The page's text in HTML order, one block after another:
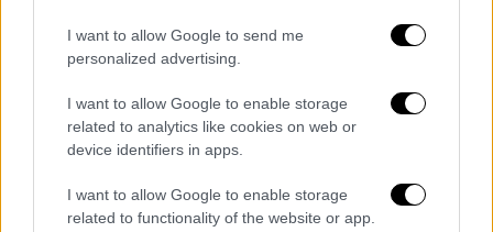
I want to allow Google to send me
personalized advertising.
I want to allow Google to enable storage
related to analytics like cookies on web or
device identifiers in apps.
I want to allow Google to enable storage
related to functionality of the website or app.
Alpha «Πες μου ναι» και τρία χρόνια
αργότερα εμφανίστηκε στο «L.A.P.D.», στο
«Singles 3» και στο «Ουκ αν λάβοις παρά του
μη έχοντος»